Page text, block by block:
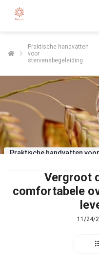
Praktische handvatten
voor
stervensbegeleiding
Praktische handvatten
Vergroot
comfortabele
11/24/